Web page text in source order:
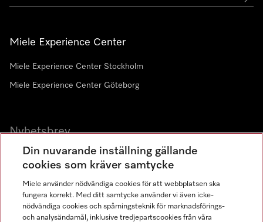
Miele Experience Center
Miele Experience Center Stockholm
Miele Experience Center Göteborg
Nyhetsbrev
Gå med i vår gemenskap
Din nuvarande inställning gällande
cookies som kräver samtycke
Miele använder nödvändiga cookies för att webbplatsen ska
fungera korrekt. Med ditt samtycke använder vi även icke-
nödvändiga cookies och spårningsteknik för marknadsförings-
och analysändamål, inklusive tredjepartscookies från våra